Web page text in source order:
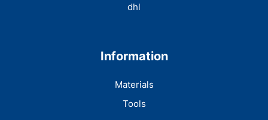
dhl
Information
Materials
Tools